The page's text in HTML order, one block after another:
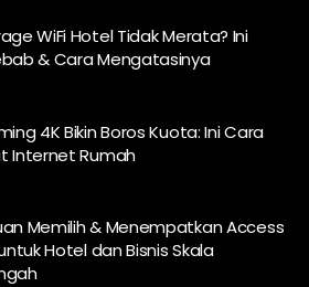
WiFi Hotel Tidak Merata? Ini
& Cara Mengatasinya
4K Bikin Boros Kuota: Ini Cara
Internet Rumah
Memilih & Menempatkan Access
Hotel dan Bisnis Skala